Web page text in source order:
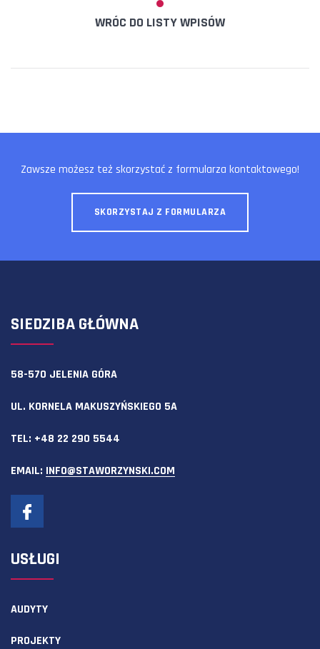
WRÓC DO LISTY WPISÓW
Zawsze możesz też skorzystać z formularza kontaktowego!
SKORZYSTAJ Z FORMULARZA
SIEDZIBA GŁÓWNA
58-570 JELENIA GÓRA
UL. KORNELA MAKUSZYŃSKIEGO 5A
TEL: +48 22 290 5544
EMAIL: INFO@STAWORZYNSKI.COM
USŁUGI
AUDYTY
PROJEKTY